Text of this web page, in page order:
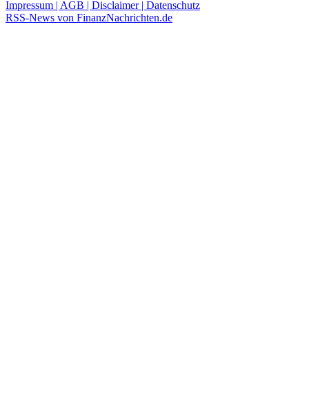
Impressum | AGB | Disclaimer | Datenschutz
RSS-News von FinanzNachrichten.de